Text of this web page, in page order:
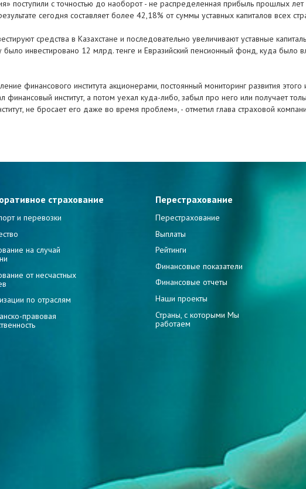
поступили с точностью до наоборот - не распределенная прибыль прошлых
сегодня составляет более 42,18% от суммы уставных капиталов всех
средства в Казахстане и последовательно увеличивают уставные
инвестировано 12 млрд. тенге и Евразийский пенсионный фонд, куда было
финансового института акционерами, постоянный мониторинг развития этого
финансовый институт, а потом уехал куда-либо, забыл про него или получает
не бросает его даже во время проблем», - отметил глава страховой
страхование
и перевозки
на случай
от несчастных
по отраслям
правовая
Перестрахование
Перестрахование
Выплаты
Рейтинги
Финансовые показатели
Финансовые отчеты
Наши проекты
Страны, с которыми Мы
работаем